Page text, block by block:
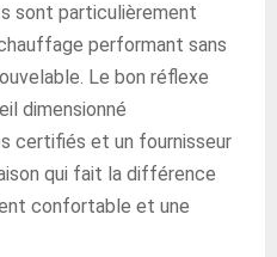
sont particulièrement
performant sans
Le bon réflexe
dimensionné
certifiés et un fournisseur
qui fait la différence
confortable et une